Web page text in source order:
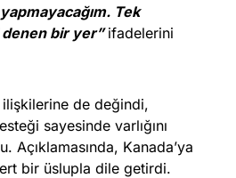
Tek
bir yer”ifadelerini
de değindi,
sayesinde varlığını
Açıklamasında, Kanada’ya
bir üslupla dile getirdi.